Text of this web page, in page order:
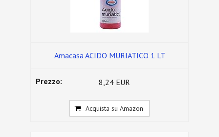
Amacasa ACIDO MURIATICO 1 LT
8,24 EUR
Acquista su Amazon